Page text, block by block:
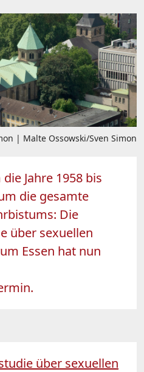
| Malte Ossowski/Sven Simon
Jahre 1958 bis
die gesamte
Die
über sexuellen
Essen hat nun
über sexuellen